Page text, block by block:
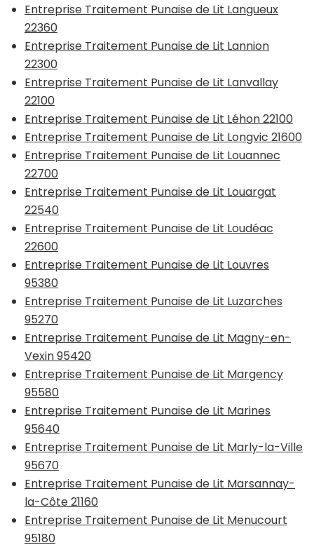
Entreprise Traitement Punaise de Lit Langueux
22360
Entreprise Traitement Punaise de Lit Lannion
22300
Entreprise Traitement Punaise de Lit Lanvallay
22100
Entreprise Traitement Punaise de Lit Léhon 22100
Entreprise Traitement Punaise de Lit Longvic 21600
Entreprise Traitement Punaise de Lit Louannec
22700
Entreprise Traitement Punaise de Lit Louargat
22540
Entreprise Traitement Punaise de Lit Loudéac
22600
Entreprise Traitement Punaise de Lit Louvres
95380
Entreprise Traitement Punaise de Lit Luzarches
95270
Entreprise Traitement Punaise de Lit Magny-en-
Vexin 95420
Entreprise Traitement Punaise de Lit Margency
95580
Entreprise Traitement Punaise de Lit Marines
95640
Entreprise Traitement Punaise de Lit Marly-la-Ville
95670
Entreprise Traitement Punaise de Lit Marsannay-
la-Côte 21160
Entreprise Traitement Punaise de Lit Menucourt
95180